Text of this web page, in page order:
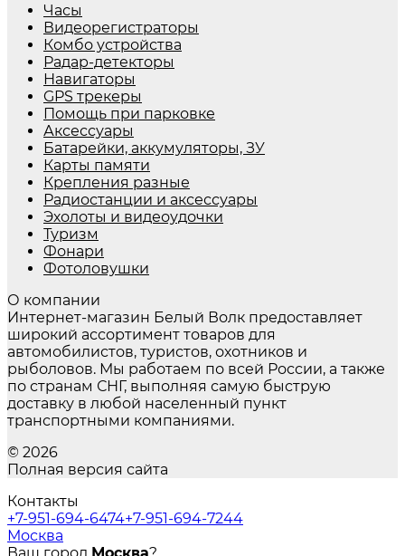
Часы
Видеорегистраторы
Комбо устройства
Радар-детекторы
Навигаторы
GPS трекеры
Помощь при парковке
Аксессуары
Батарейки, аккумуляторы, ЗУ
Карты памяти
Крепления разные
Радиостанции и аксессуары
Эхолоты и видеоудочки
Туризм
Фонари
Фотоловушки
О компании
Интернет-магазин Белый Волк предоставляет
широкий ассортимент товаров для
автомобилистов, туристов, охотников и
рыболовов. Мы работаем по всей России, а также
по странам СНГ, выполняя самую быструю
доставку в любой населенный пункт
транспортными компаниями.
© 2026
Полная версия сайта
Контакты
+7-951-694-6474+7-951-694-7244
Москва
Ваш город Москва?